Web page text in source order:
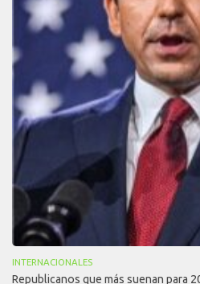
INTERNACIONALES
Republicanos que más suenan para